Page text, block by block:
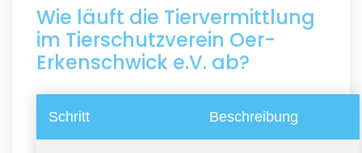
Wie läuft die Tiervermittlung
im Tierschutzverein Oer-
Erkenschwick e.V. ab?
Schritt Beschreibung